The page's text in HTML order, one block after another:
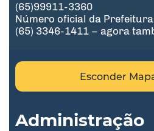
(65)99911-3360
Número oficial da
(65) 3346-1411 – agora
Esconder
Administração